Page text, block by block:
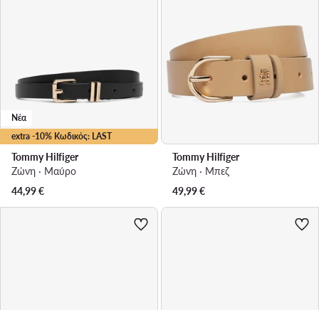
extra -10% Κωδικός: LAST
Νέα
Tommy Hilfiger
Ζώνη · Μαύρο
44,99€
Tommy Hilfiger
Ζώνη · Μπεζ
49,99€